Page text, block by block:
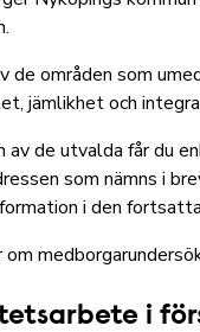
de områden som
jämlikhet och
av de utvalda får du
som nämns i
i den
om
i